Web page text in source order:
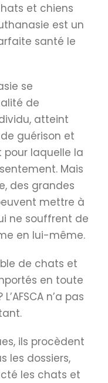
et chiens
est un
santé le
se
de
atteint
guérison et
pour laquelle la
Mais
des grandes
mettre à
ne souffrent de
en lui-même.
de chats et
en toute
n’a pas
ils procèdent
les dossiers,
les chats et